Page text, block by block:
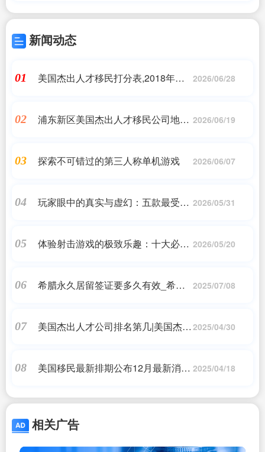
新闻动态
01
美国杰出人才移民打分表,2018年美
2026/06/28
02
浦东新区美国杰出人才移民公司地址 2026/06/19
03 探索不可错过的第三人称单机游戏 2026/06/07
04
玩家眼中的真实与虚幻：五款最受欢 2026/05/31
05
体验射击游戏的极致乐趣：十大必玩 2026/05/20
06
希腊永久居留签证要多久有效_希腊
2025/07/08
07
美国杰出人才公司排名第几|美国杰出 2025/04/30
08
美国移民最新排期公布12月最新消息,
炉,中国申,美国移民
2025/04/18
相关广告